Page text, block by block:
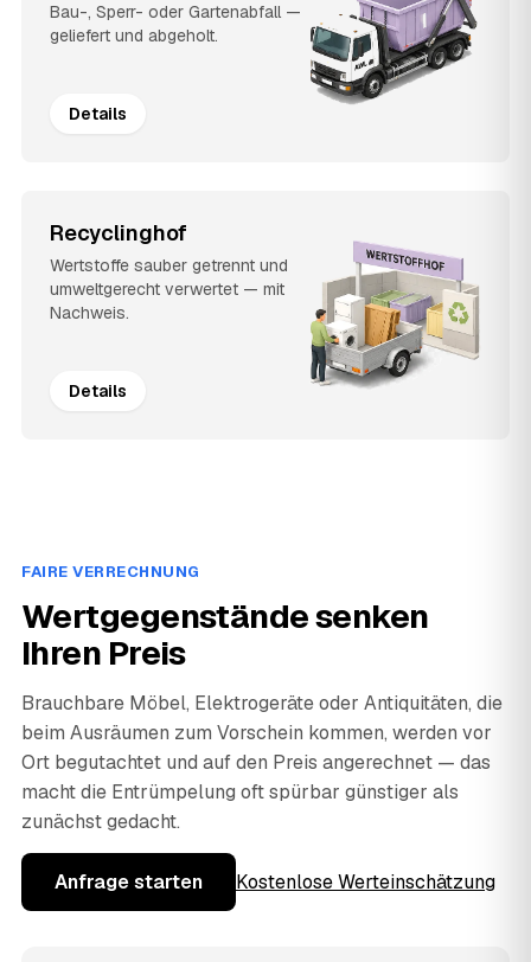
Bau-, Sperr- oder Gartenabfall —
geliefert und abgeholt.
Details
Recyclinghof
Wertstoffe sauber getrennt und
umweltgerecht verwertet — mit
Nachweis.
Details
FAIRE VERRECHNUNG
Wertgegenstände senken
Ihren Preis
Brauchbare Möbel, Elektrogeräte oder Antiquitäten, die
beim Ausräumen zum Vorschein kommen, werden vor
Ort begutachtet und auf den Preis angerechnet — das
macht die Entrümpelung oft spürbar günstiger als
zunächst gedacht.
Anfrage starten Kostenlose Werteinschätzung